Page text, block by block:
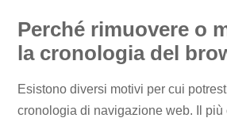
Perché rimuovere o
la cronologia del
Esistono diversi motivi per cui
cronologia di navigazione web. Il più